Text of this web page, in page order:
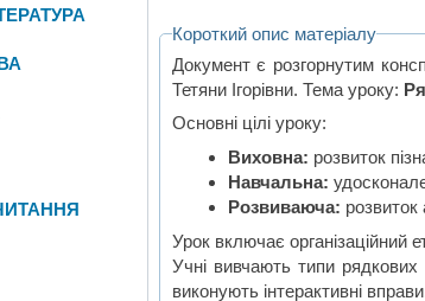
Короткий опис матеріалу
Документ є розгорнутим
Тетяни Ігорівни. Тема уроку:
Основні цілі уроку:
Виховна: розвиток
Навчальна:
Розвиваюча: розвиток
Урок включає організаційний
Учні вивчають типи
виконують інтерактивні